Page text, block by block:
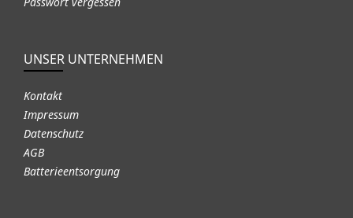
UNSER UNTERNEHMEN
Kontakt
Impressum
Datenschutz
AGB
Batterieentsorgung